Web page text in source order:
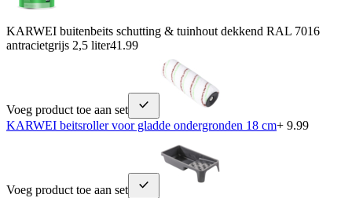
KARWEI buitenbeits schutting & tuinhout dekkend RAL 7016
antracietgrijs 2,5 liter41.99
Voeg product toe aan set
KARWEI beitsroller voor gladde ondergronden 18 cm+ 9.99
Voeg product toe aan set